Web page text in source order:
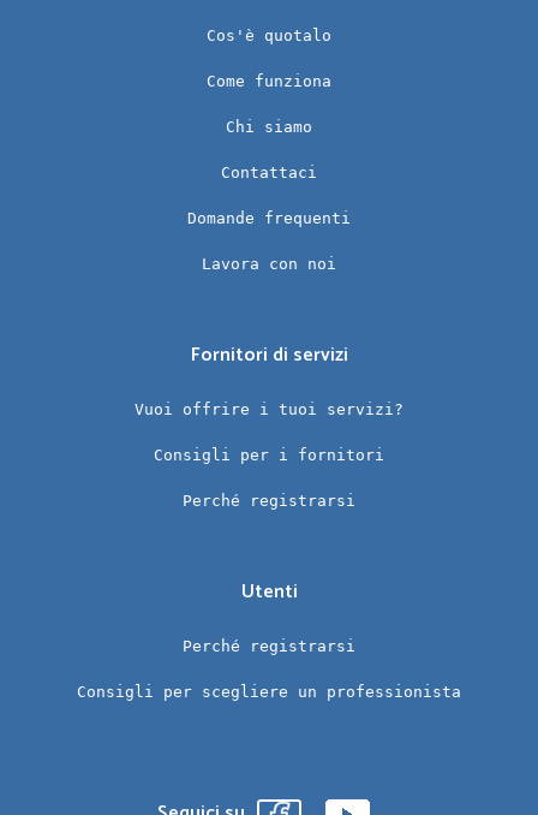
Cos'è quotalo
Come funziona
Chi siamo
Contattaci
Domande frequenti
Lavora con noi
Fornitori di servizi
Vuoi offrire i tuoi servizi?
Consigli per i fornitori
Perché registrarsi
Utenti
Perché registrarsi
Consigli per scegliere un professionista